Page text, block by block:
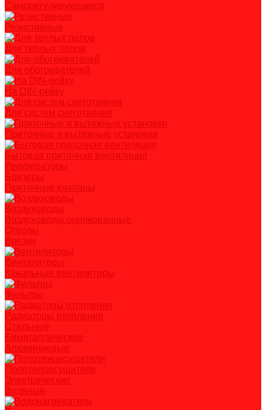
Саморегулирующиеся
Резистивные
Для теплых полов
Для обогревателей
На DIN-рейку
Для систем снеготаяния
Приточные и вытяжные установки
Бытовая приточная вентиляция
Рекуператоры
Бризеры
Приточные клапаны
Воздуховоды
Воздуховоды оцинкованные
Отводы
Врезки
Вентиляторы
Канальные вентиляторы
Фильтры
Радиаторы отопления
Стальные
Биметаллические
Алюминиевые
Полотенцесушители
Электрические
Водяные